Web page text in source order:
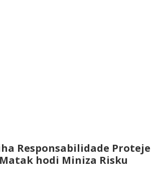
Responsabilidade Proteje
hodi Miniza Risku